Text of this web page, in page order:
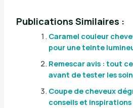
Publications Similaires :
Caramel couleur
pour une teinte
Remescar avis : tout
avant de tester les
Coupe de cheveux
conseils et inspirations